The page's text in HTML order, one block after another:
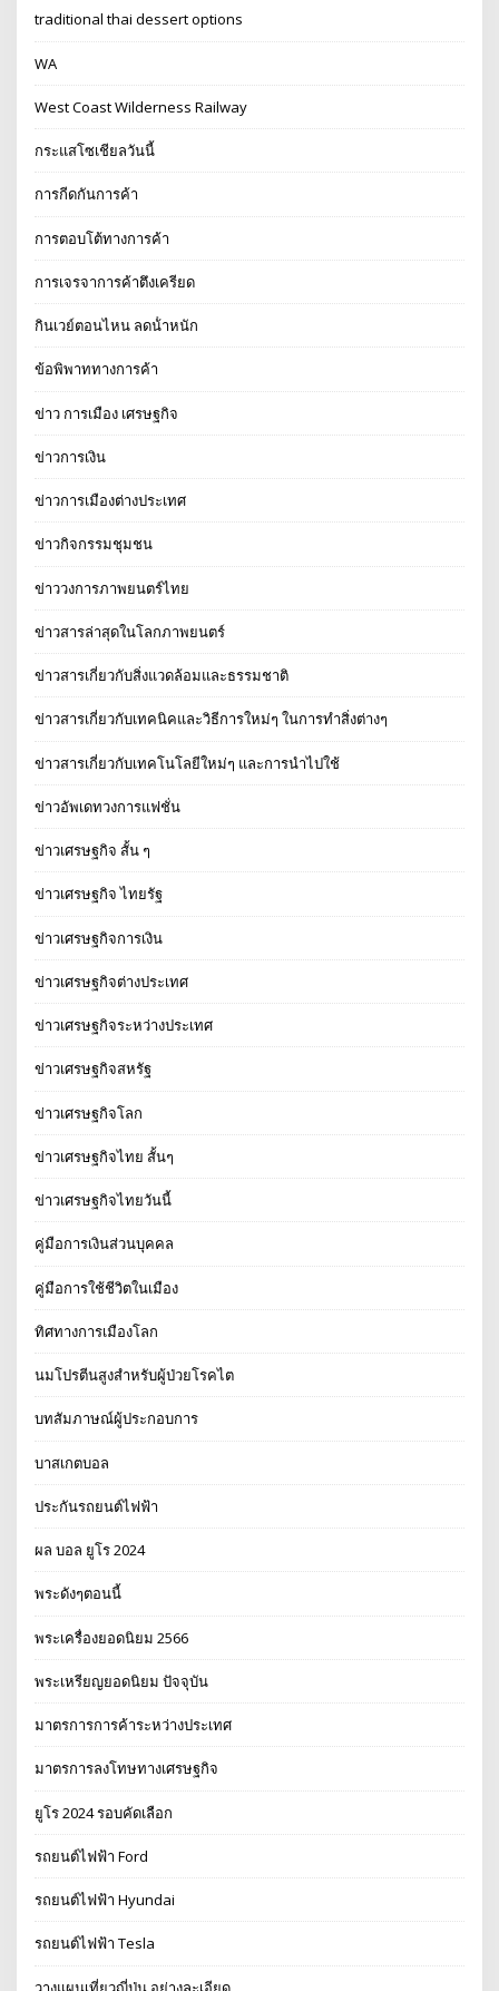
traditional thai dessert options
WA
West Coast Wilderness Railway
กระแสโซเชียลวันนี้
การกีดกันการค้า
การตอบโต้ทางการค้า
การเจรจาการค้าตึงเครียด
กินเวย์ตอนไหน ลดน้ําหนัก
ข้อพิพาททางการค้า
ข่าว การเมือง เศรษฐกิจ
ข่าวการเงิน
ข่าวการเมืองต่างประเทศ
ข่าวกิจกรรมชุมชน
ข่าววงการภาพยนตร์ไทย
ข่าวสารล่าสุดในโลกภาพยนตร์
ข่าวสารเกี่ยวกับสิ่งแวดล้อมและธรรมชาติ
ข่าวสารเกี่ยวกับเทคนิคและวิธีการใหม่ๆ ในการทำสิ่งต่างๆ
ข่าวสารเกี่ยวกับเทคโนโลยีใหม่ๆ และการนำไปใช้
ข่าวอัพเดทวงการแฟชั่น
ข่าวเศรษฐกิจ สั้น ๆ
ข่าวเศรษฐกิจ ไทยรัฐ
ข่าวเศรษฐกิจการเงิน
ข่าวเศรษฐกิจต่างประเทศ
ข่าวเศรษฐกิจระหว่างประเทศ
ข่าวเศรษฐกิจสหรัฐ
ข่าวเศรษฐกิจโลก
ข่าวเศรษฐกิจไทย สั้นๆ
ข่าวเศรษฐกิจไทยวันนี้
คู่มือการเงินส่วนบุคคล
คู่มือการใช้ชีวิตในเมือง
ทิศทางการเมืองโลก
นมโปรตีนสูงสำหรับผู้ป่วยโรคไต
บทสัมภาษณ์ผู้ประกอบการ
บาสเกตบอล
ประกันรถยนต์ไฟฟ้า
ผล บอล ยูโร 2024
พระดังๆตอนนี้
พระเครื่องยอดนิยม 2566
พระเหรียญยอดนิยม ปัจจุบัน
มาตรการการค้าระหว่างประเทศ
มาตรการลงโทษทางเศรษฐกิจ
ยูโร 2024 รอบคัดเลือก
รถยนต์ไฟฟ้า Ford
รถยนต์ไฟฟ้า Hyundai
รถยนต์ไฟฟ้า Tesla